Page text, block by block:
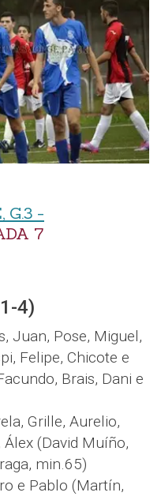
G.3 -
7
4)
Juan, Pose, Miguel,
Felipe, Chicote e
Brais, Dani e
Grille, Aurelio,
(David Muíño,
min.65)
e Pablo (Martín,